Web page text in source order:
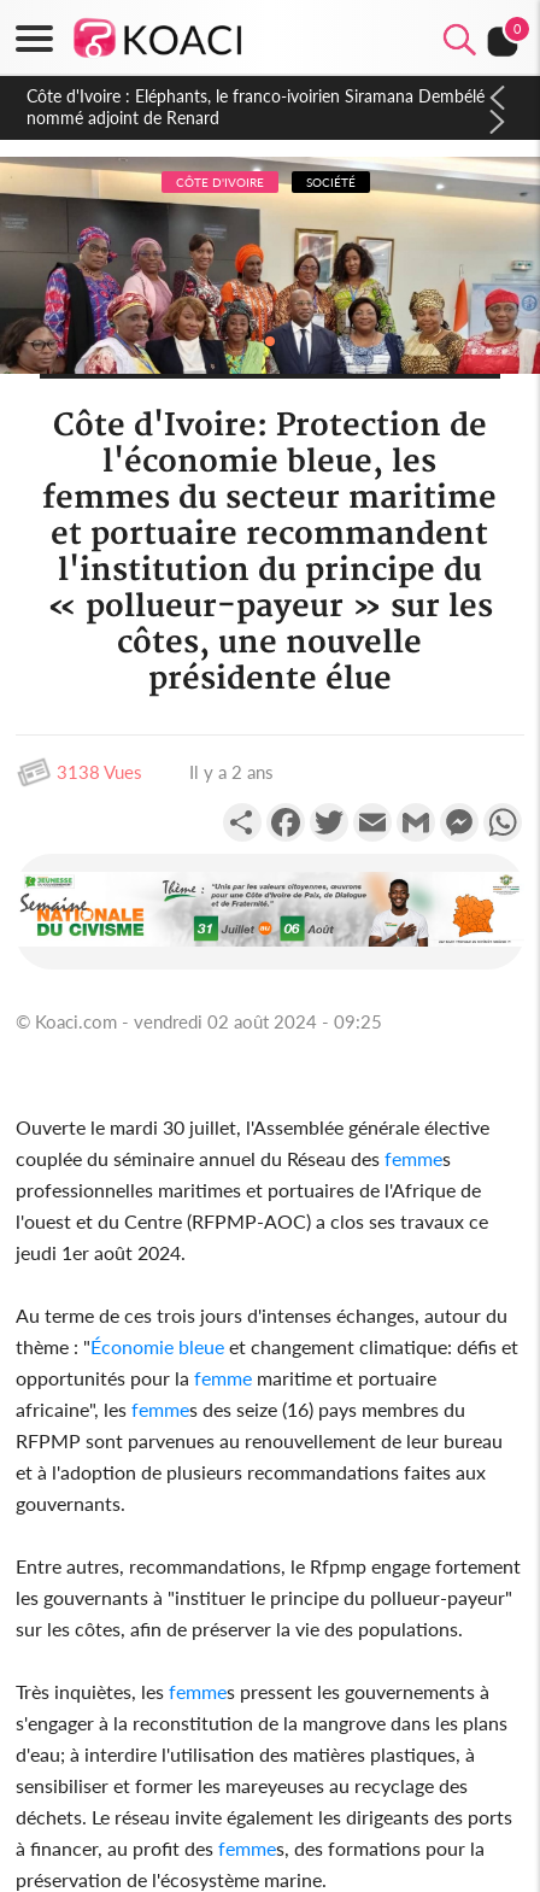
0
Cameroun : 5 combattants séparatistes neutralisés, le Mindef
dément les rumeurs d'exactions des civils
CÔTE D'IVOIRE SOCIÉTÉ
Côte d'Ivoire: Protection de
l'économie bleue, les
femmes du secteur maritime
et portuaire recommandent
l'institution du principe du
« pollueur-payeur » sur les
côtes, une nouvelle
présidente élue
3138 Vues Il y a 2 ans
PartagerFacebookTwitterEmail Gmail
© Koaci.com - vendredi 02 août 2024 - 09:25
Ouverte le mardi 30 juillet, l'Assemblée générale élective
couplée du séminaire annuel du Réseau des femmes
professionnelles maritimes et portuaires de l'Afrique de
l'ouest et du Centre (RFPMP-AOC) a clos ses travaux ce
jeudi 1er août 2024.
Au terme de ces trois jours d'intenses échanges, autour du
thème : "Économie bleue et changement climatique: défis et
opportunités pour la femme maritime et portuaire
africaine", les femmes des seize (16) pays membres du
RFPMP sont parvenues au renouvellement de leur bureau
et à l'adoption de plusieurs recommandations faites aux
gouvernants.
Entre autres, recommandations, le Rfpmp engage fortement
les gouvernants à "instituer le principe du pollueur-payeur"
sur les côtes, afin de préserver la vie des populations.
Très inquiètes, les femmes pressent les gouvernements à
s'engager à la reconstitution de la mangrove dans les plans
d'eau; à interdire l'utilisation des matières plastiques, à
sensibiliser et former les mareyeuses au recyclage des
déchets. Le réseau invite également les dirigeants des ports
à financer, au profit des femmes, des formations pour la
préservation de l'écosystème marine.